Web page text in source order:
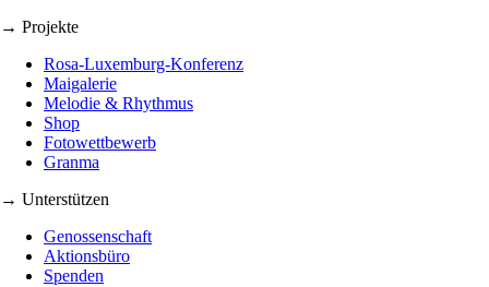
→ Projekte
Rosa-Luxemburg-Konferenz
Maigalerie
Melodie & Rhythmus
Shop
Fotowettbewerb
Granma
→ Unterstützen
Genossenschaft
Aktionsbüro
Spenden